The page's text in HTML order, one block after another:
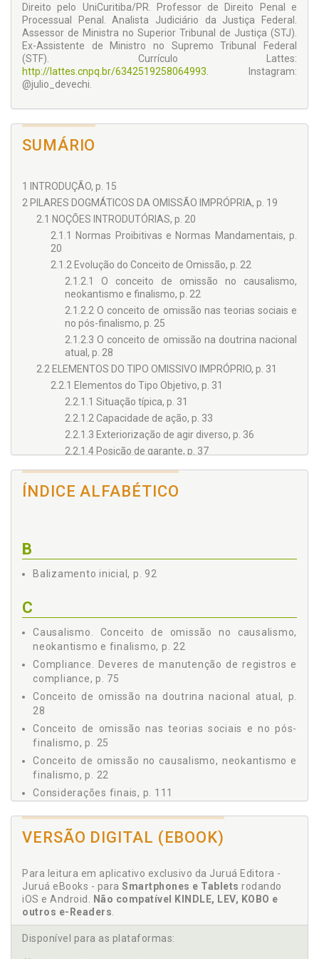
Direito pelo UniCuritiba/PR. Professor de Direito Penal e
Processual Penal. Analista Judiciário da Justiça Federal.
Assessor de Ministra no Superior Tribunal de Justiça (STJ).
Ex-Assistente de Ministro no Supremo Tribunal Federal
(STF). Currículo Lattes:
http://lattes.cnpq.br/6342519258064993. Instagram:
@julio_devechi.
SUMÁRIO
1 INTRODUÇÃO, p. 15
2 PILARES DOGMÁTICOS DA OMISSÃO IMPRÓPRIA, p. 19
2.1 NOÇÕES INTRODUTÓRIAS, p. 20
2.1.1 Normas Proibitivas e Normas Mandamentais, p.
20
2.1.2 Evolução do Conceito de Omissão, p. 22
2.1.2.1 O conceito de omissão no causalismo,
neokantismo e finalismo, p. 22
2.1.2.2 O conceito de omissão nas teorias sociais e
no pós-finalismo, p. 25
2.1.2.3 O conceito de omissão na doutrina nacional
atual, p. 28
2.2 ELEMENTOS DO TIPO OMISSIVO IMPRÓPRIO, p. 31
2.2.1 Elementos do Tipo Objetivo, p. 31
2.2.1.1 Situação típica, p. 31
2.2.1.2 Capacidade de ação, p. 33
2.2.1.3 Exteriorização de agir diverso, p. 36
2.2.1.4 Posição de garante, p. 37
2.2.1.5 Resultado naturalístico, p. 43
2.2.1.6 Nexo de evitabilidade, p. 45
2.2.2 Elementos do Tipo Subjetivo, p. 48
CADASTRO, p. 51
3.1 NOÇÕES INTRODUTÓRIAS, p. 52
3.1.1 Política Global de Repressão Uniforme à
3.1.4 Momento Consumativo, p. 63
3.1.5 Consumação e Resultado Naturalístico, p. 66
3.2 SUJEITOS OBRIGADOS E DEVERES DE COMUNICAÇÃO
E CADASTRO, p. 67
3.2.1 Sistema Brasileiro de Repressão à Lavagem de
3.2.2 Identificação das Atividades Sensíveis (Fontes de
Perigo), p. 71
3.2.3 Deveres de Manutenção de Registros e
Compliance, p. 75
3.2.4 Deveres de Comunicação de Operações
Financeiras, p. 79
3.2.5 Responsabilização Administrativa do Omitente,
p. 82
4 A OMISSÃO NO CRIME DE LAVAGEM DE DINHEIRO, p. 85
4.1.1 Etapa Inicial, p. 85
4.1.2 Etapa Intermediária, p. 88
4.1.3 Etapa Atual, p. 92
4.2 A (IR)RESPONSABILIDADE PENAL DO SUJEITO
OBRIGADO POR OMISSÃO, p. 92
ÍNDICE ALFABÉTICO
B
Balizamento inicial, p. 92
C
Causalismo. Conceito de omissão no causalismo,
neokantismo e finalismo, p. 22
Compliance. Deveres de manutenção de registros e
compliance, p. 75
Conceito de omissão na doutrina nacional atual, p.
28
Conceito de omissão nas teorias sociais e no pós-
finalismo, p. 25
Conceito de omissão no causalismo, neokantismo e
finalismo, p. 22
Considerações finais, p. 111
D
Dever de comunicação. Sujeitos obrigados e deveres
de comunicação e cadastro, p. 67
Deveres de comunicação de operações financeiras,
Deveres de manutenção de registros e compliance,
VERSÃO DIGITAL (EBOOK)
Para leitura em aplicativo exclusivo da Juruá Editora -
Juruá eBooks - para Smartphones e Tablets rodando
iOS e Android. Não compatível KINDLE, LEV, KOBO e
outros e-Readers.
Disponível para as plataformas: